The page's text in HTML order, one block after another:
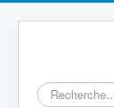
Rechercher